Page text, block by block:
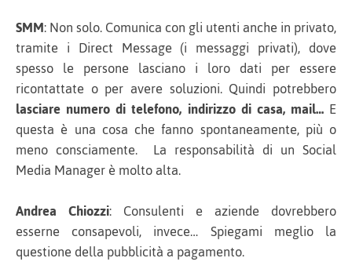
SMM: Non solo. Comunica con gli utenti anche in privato,
tramite i Direct Message (i messaggi privati), dove
spesso le persone lasciano i loro dati per essere
ricontattate o per avere soluzioni. Quindi potrebbero
lasciare numero di telefono, indirizzo di casa, mail…E
questa è una cosa che fanno spontaneamente, più o
meno consciamente. La responsabilità di un Social
Media Manager è molto alta.
Andrea Chiozzi: Consulenti e aziende dovrebbero
esserne consapevoli, invece… Spiegami meglio la
questione della pubblicità a pagamento.